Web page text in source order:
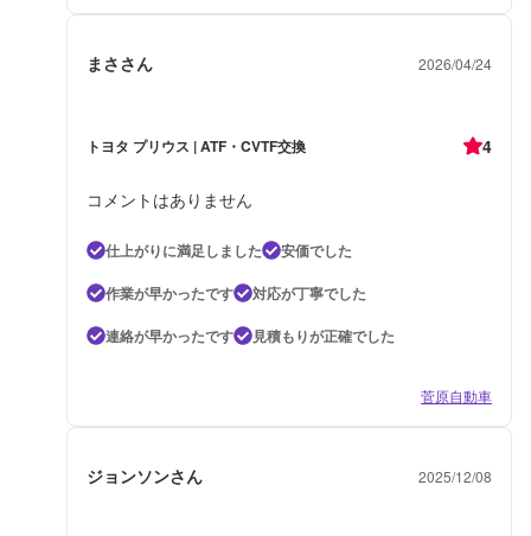
まささん 2026/04/24
トヨタ プリウス | ATF・CVTF交換 4
コメントはありません
仕上がりに満足しました
安価でした
作業が早かったです
対応が丁寧でした
連絡が早かったです
見積もりが正確でした
菅原自動車
ジョンソンさん 2025/12/08